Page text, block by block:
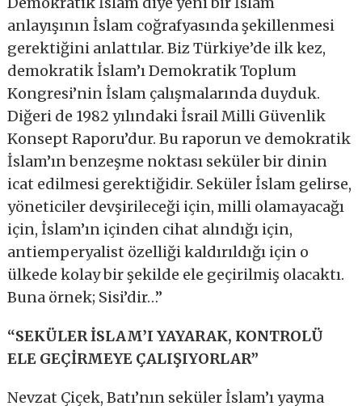
anlayışının İslam coğrafyasında şekillenmesi
gerektiğini anlattılar. Biz Türkiye’de ilk kez,
demokratik İslam’ı Demokratik Toplum
Kongresi’nin İslam çalışmalarında duyduk.
Diğeri de 1982 yılındaki İsrail Milli Güvenlik
Konsept Raporu’dur. Bu raporun ve demokratik
İslam’ın benzeşme noktası seküler bir dinin
icat edilmesi gerektiğidir. Seküler İslam gelirse,
yöneticiler devşirileceği için, milli olamayacağı
için, İslam’ın içinden cihat alındığı için,
antiemperyalist özelliği kaldırıldığı için o
ülkede kolay bir şekilde ele geçirilmiş olacaktı.
Buna örnek; Sisi’dir…”
“SEKÜLER İSLAM’I YAYARAK, KONTROLÜ
ELE GEÇİRMEYE ÇALIŞIYORLAR”
Nevzat Çiçek, Batı’nın seküler İslam’ı yayma